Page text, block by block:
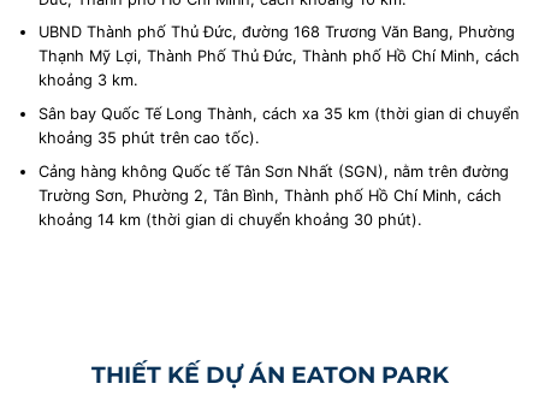
UBND Thành phố Thủ Đức, đường 168 Trương Văn Bang, Phường
Thạnh Mỹ Lợi, Thành Phố Thủ Đức, Thành phố Hồ Chí Minh, cách
khoảng 3 km.
Sân bay Quốc Tế Long Thành, cách xa 35 km (thời gian di chuyển
khoảng 35 phút trên cao tốc).
Cảng hàng không Quốc tế Tân Sơn Nhất (SGN), nằm trên đường
Trường Sơn, Phường 2, Tân Bình, Thành phố Hồ Chí Minh, cách
khoảng 14 km (thời gian di chuyển khoảng 30 phút).
THIẾT KẾ DỰ ÁN EATON PARK